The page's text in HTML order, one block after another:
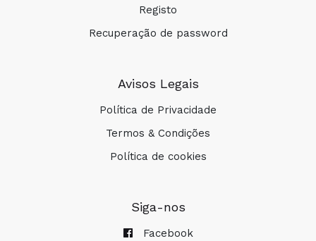
Registo
Recuperação de password
Avisos Legais
Política de Privacidade
Termos & Condições
Política de cookies
Siga-nos
Facebook